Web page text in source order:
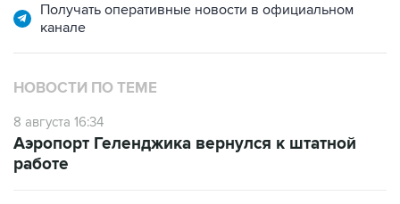
Получать оперативные новости в официальном
канале
НОВОСТИ ПО ТЕМЕ
8 августа 16:34
Аэропорт Геленджика вернулся к штатной
работе